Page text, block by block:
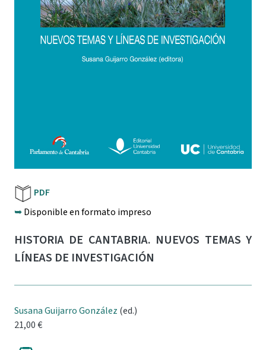
PDF
➥Disponible en formato impreso
HISTORIA DE CANTABRIA. NUEVOS TEMAS Y
LÍNEAS DE INVESTIGACIÓN
Susana Guijarro González (ed.)
21,00 €